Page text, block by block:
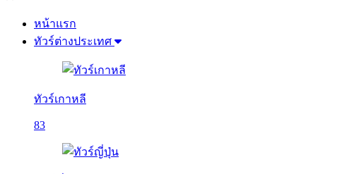
หน้าแรก
ทัวร์ต่างประเทศ
ทัวร์เกาหลี
83